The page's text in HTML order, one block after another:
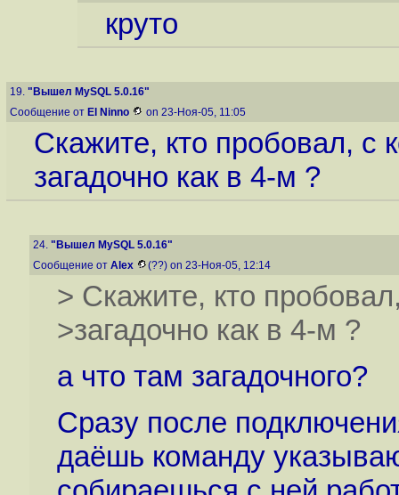
круто
19. "Вышел MySQL 5.0.16"
Сообщение от El Ninno on 23-Ноя-05, 11:05
Скажите, кто пробовал, с
загадочно как в 4-м ?
24. "Вышел MySQL 5.0.16"
Сообщение от Alex (??) on 23-Ноя-05, 12:14
> Скажите, кто
>загадочно как в 4-м ?
а что там загадочного?
Сразу после
даёшь команду